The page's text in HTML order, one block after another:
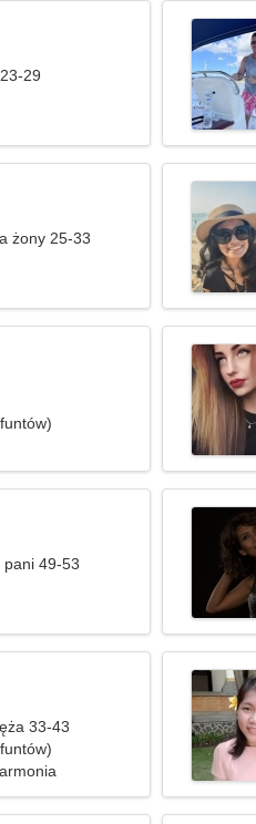
29
żony 25-33
pani 49-53
33-43